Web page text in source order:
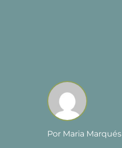
Por Maria Marqués